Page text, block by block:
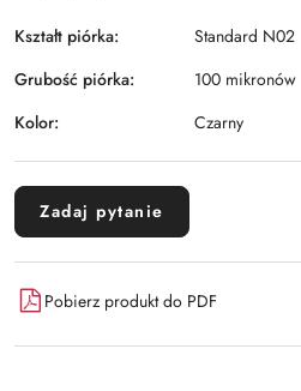
Kształt piórka:
Standard N02
Grubość piórka:
100 mikronów
Kolor:
Czarny
Zadaj pytanie
Pobierz produkt do PDF